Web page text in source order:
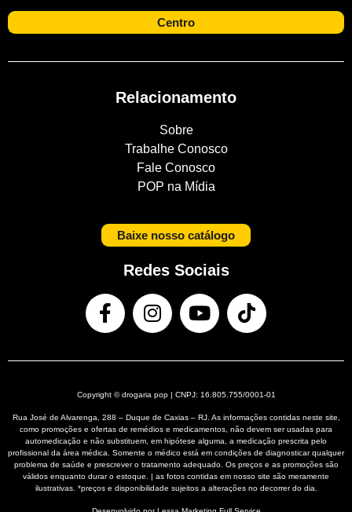
Centro
Relacionamento
Sobre
Trabalhe Conosco
Fale Conosco
POP na Mídia
Baixe nosso catálogo
Redes Sociais
Copyright © drogaria pop | CNPJ: 16.805.755/0001-01
Rua José de Alvarenga, 288 – Duque de Caxias – RJ. As informações contidas neste site,
como promoções e ofertas de remédios e medicamentos, não devem ser usadas para
automedicação e não substituem, em hipótese alguma, a medicação prescrita pelo
profissional da área médica. Somente o médico está em condições de diagnosticar qualquer
problema de saúde e prescrever o tratamento adequado. Os preços e as promoções são
válidos enquanto durar o estoque. | as fotos contidas em nosso site são meramente
ilustrativas. *preços e disponibilidade sujeitos a alterações no decorrer do dia.